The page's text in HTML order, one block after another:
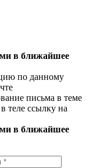
в ближайшее
по данному
письма в теме
теле ссылку на
в ближайшее